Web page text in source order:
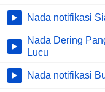
Nada notifikasi
Nada Dering
Lucu
Nada notifikasi